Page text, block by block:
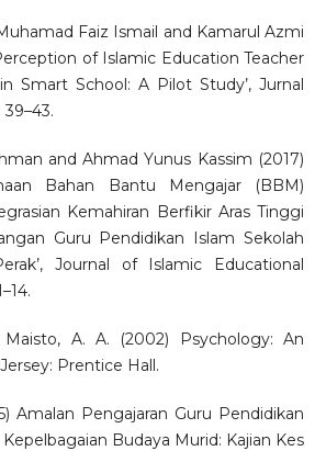
Faiz Ismail and Kamarul Azmi
of Islamic Education Teacher
Smart School: A Pilot Study’, Jurnal
39–43.
and Ahmad Yunus Kassim (2017)
Bahan Bantu Mengajar (BBM)
Kemahiran Berfikir Aras Tinggi
Guru Pendidikan Islam Sekolah
Journal of Islamic Educational
A. A. (2002) Psychology: An
Prentice Hall.
Amalan Pengajaran Guru Pendidikan
Budaya Murid: Kajian Kes